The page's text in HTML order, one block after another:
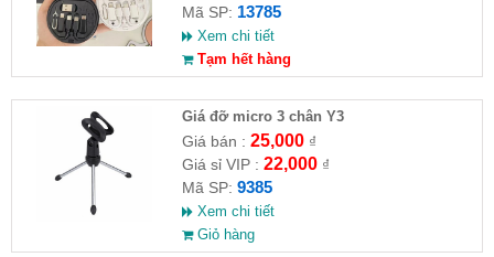
Mã SP: 13785
Xem chi tiết
Tạm hết hàng
Giá đỡ micro 3 chân Y3
Giá bán : 25,000₫
Giá sỉ VIP : 22,000₫
Mã SP: 9385
Xem chi tiết
Giỏ hàng